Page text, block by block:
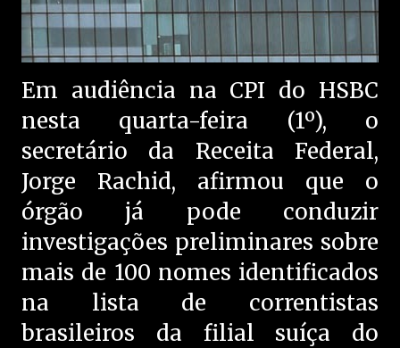
Em audiência na CPI do HSBC
nesta quarta-feira (1º), o
secretário da Receita Federal,
Jorge Rachid, afirmou que o
órgão já pode conduzir
investigações preliminares sobre
mais de 100 nomes identificados
na lista de correntistas
brasileiros da filial suíça do